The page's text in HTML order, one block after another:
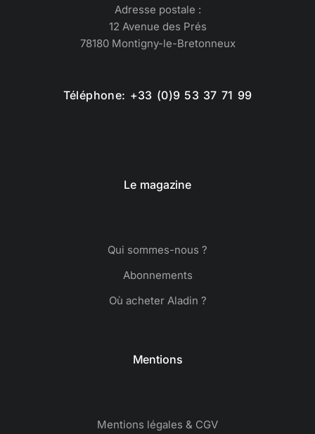
Adresse postale :
12 Avenue des Prés
78180 Montigny-le-Bretonneux
Téléphone: +33 (0)9 53 37 71 99
Le magazine
Qui sommes-nous ?
Abonnements
Où acheter Aladin ?
Mentions
Mentions légales & CGV